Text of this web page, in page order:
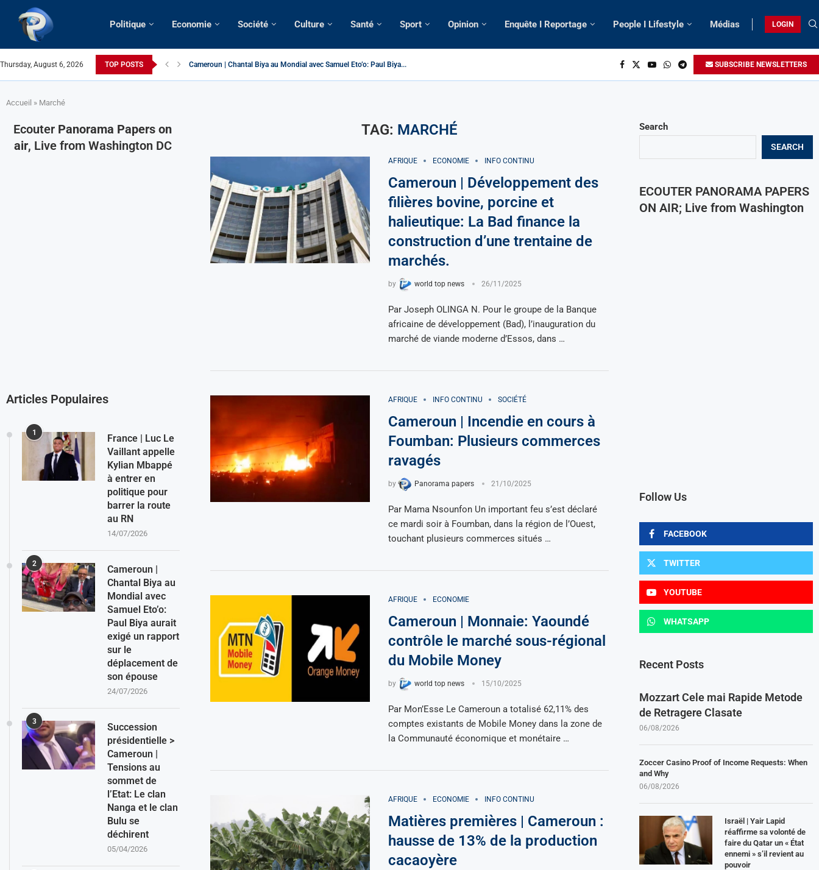
Politique Economie Société Culture Santé Sport Opinion Enquête I Reportage People I Lifestyle Médias LOGIN
Thursday, August 6, 2026 TOP POSTS Cameroun | Chantal Biya au Mondial avec Samuel Eto’o: Paul Biya... SUBSCRIBE NEWSLETTERS
Accueil » Marché
TAG: MARCHÉ
AFRIQUE ECONOMIE INFO CONTINU
Cameroun | Développement des
filières bovine, porcine et
halieutique: La Bad finance la
construction d’une trentaine de
marchés.
by world top news 26/11/2025
Par Joseph OLINGA N. Pour le groupe de la Banque
africaine de développement (Bad), l’inauguration du
marché de viande moderne d’Essos, dans …
AFRIQUE INFO CONTINU SOCIÉTÉ
Cameroun | Incendie en cours à
Foumban: Plusieurs commerces
ravagés
by Panorama papers 21/10/2025
Par Mama Nsounfon Un important feu s’est déclaré
ce mardi soir à Foumban, dans la région de l’Ouest,
touchant plusieurs commerces situés …
AFRIQUE ECONOMIE
Cameroun | Monnaie: Yaoundé
contrôle le marché sous-régional
du Mobile Money
by world top news 15/10/2025
Par Mon’Esse Le Cameroun a totalisé 62,11% des
comptes existants de Mobile Money dans la zone de
la Communauté économique et monétaire …
AFRIQUE ECONOMIE INFO CONTINU
Matières premières | Cameroun :
hausse de 13% de la production
cacaoyère
Search
SEARCH
ECOUTER PANORAMA PAPERS
ON AIR; Live from Washington
Follow Us
FACEBOOK
TWITTER
YOUTUBE
WHATSAPP
Recent Posts
Mozzart Cele mai Rapide Metode
de Retragere Clasate
06/08/2026
Zoccer Casino Proof of Income Requests: When
and Why
06/08/2026
Israël | Yair Lapid
réaffirme sa volonté de
faire du Qatar un « État
ennemi » s’il revient au
pouvoir
Ecouter Panorama Papers on
air, Live from Washington DC
Articles Populaires
1
France | Luc Le
Vaillant appelle
Kylian Mbappé
à entrer en
politique pour
barrer la route
au RN
14/07/2026
2
Cameroun |
Chantal Biya au
Mondial avec
Samuel Eto’o:
Paul Biya aurait
exigé un rapport
sur le
déplacement de
son épouse
24/07/2026
3
Succession
présidentielle >
Cameroun |
Tensions au
sommet de
l’Etat: Le clan
Nanga et le clan
Bulu se
déchirent
05/04/2026